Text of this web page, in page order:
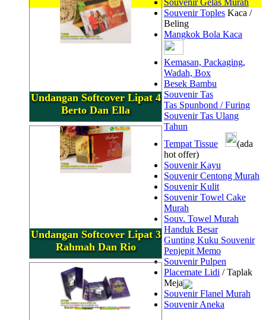
Undangan Softcover Lipat 4
Berto Dan Ella
Undangan Softcover Lipat 3
Rahmah Dan Rio
Souvenir Gelas Murah
Souvenir Toples Kaca /
Beling
Mangkok Bola Kaca
Kemasan, Packaging,
Wadah, Box
Besek Bambu
Souvenir Tas
Tas Spunbond / Furing
Souvenir Tas Ulang
Tahun
Tempat Tissue
(ada
hot offer)
Souvenir Kayu
Souvenir Centong Murah
Souvenir Kulit
Souvenir Towel Cake
Murah
Souv. Towel Murah
Handuk Besar
Gunting Kuku Souvenir
Penjepit Memo
Souvenir Pulpen
Placemate Lidi / Taplak
Meja
Souvenir Flanel Murah
Souvenir Aneka